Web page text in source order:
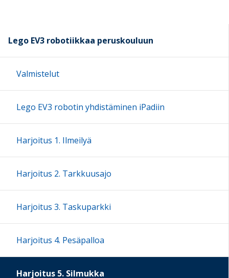
Lego EV3 robotiikkaa peruskouluun
Valmistelut
Lego EV3 robotin yhdistäminen iPadiin
Harjoitus 1. Ilmeilyä
Harjoitus 2. Tarkkuusajo
Harjoitus 3. Taskuparkki
Harjoitus 4. Pesäpalloa
Harjoitus 5. Silmukka